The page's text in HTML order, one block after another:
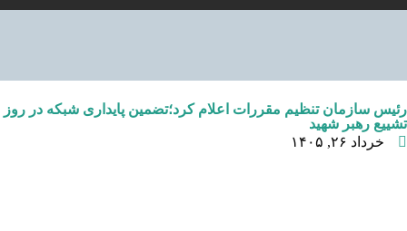
رئیس سازمان تنظیم مقررات اعلام کرد؛تضمین پایداری شبکه در روز
تشییع رهبر شهید
خرداد ۲۶, ۱۴۰۵